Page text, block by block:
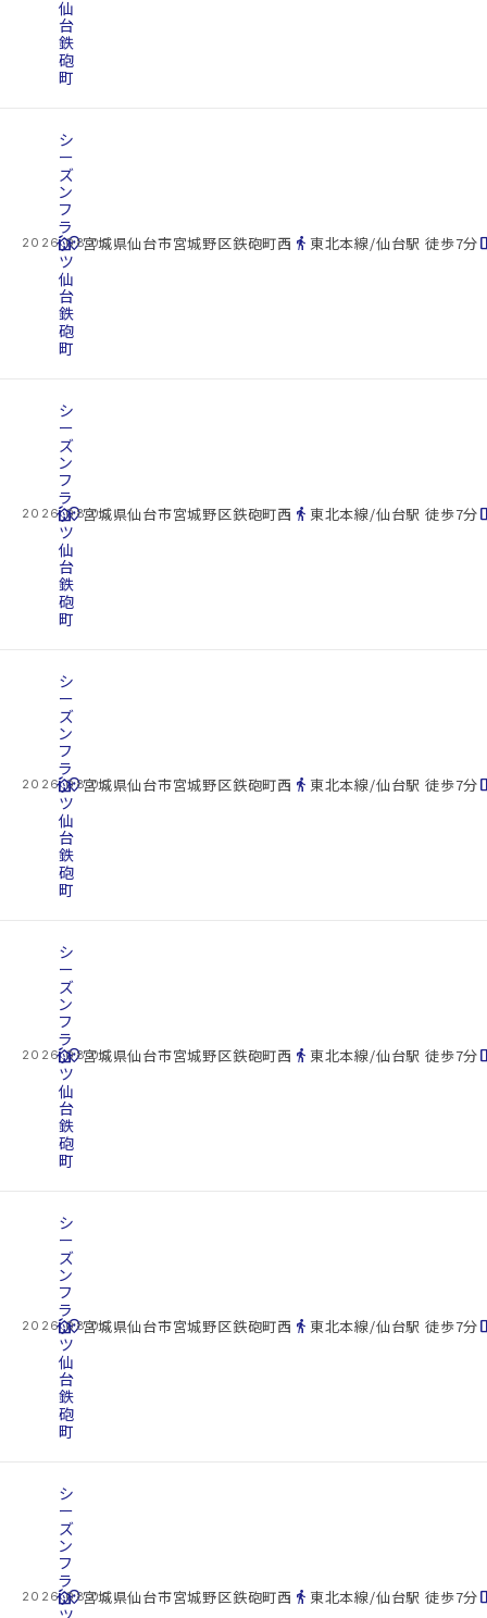
仙
台
鉄
砲
町
2026.08.09
cottage
シ
ー
ズ
ン
フ
ラ
ッ
ツ
仙
台
鉄
砲
町
location_on宮城県仙台市宮城野区鉄砲町西 directions_walk 東北本線/仙台駅 徒歩7分
2026.08.09
cottage
シ
ー
ズ
ン
フ
ラ
ッ
ツ
仙
台
鉄
砲
町
location_on宮城県仙台市宮城野区鉄砲町西 directions_walk 東北本線/仙台駅 徒歩7分
2026.08.09
cottage
シ
ー
ズ
ン
フ
ラ
ッ
ツ
仙
台
鉄
砲
町
location_on宮城県仙台市宮城野区鉄砲町西 directions_walk 東北本線/仙台駅 徒歩7分
2026.08.09
cottage
シ
ー
ズ
ン
フ
ラ
ッ
ツ
仙
台
鉄
砲
町
location_on宮城県仙台市宮城野区鉄砲町西 directions_walk 東北本線/仙台駅 徒歩7分
2026.08.09
cottage
シ
ー
ズ
ン
フ
ラ
ッ
ツ
仙
台
鉄
砲
町
location_on宮城県仙台市宮城野区鉄砲町西 directions_walk 東北本線/仙台駅 徒歩7分
2026.08.09
cottage
シ
ー
ズ
ン
フ
ラ
ッlocation_on宮城県仙台市宮城野区鉄砲町西 directions_walk 東北本線/仙台駅 徒歩7分